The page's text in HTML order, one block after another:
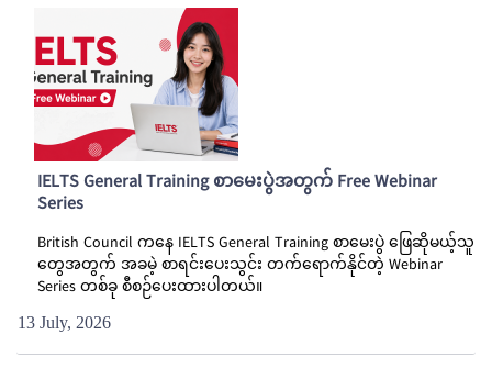
IELTS General Training စာမေးပွဲအတွက် Free Webinar
Series
British Council ကနေ IELTS General Training စာမေးပွဲ ဖြေဆိုမယ့်သူ
တွေအတွက် အခမဲ့ စာရင်းပေးသွင်း တက်ရောက်နိုင်တဲ့ Webinar
Series တစ်ခု စီစဉ်ပေးထားပါတယ်။
13 July, 2026